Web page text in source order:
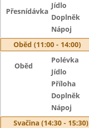
Přesnídávka
Jídlo
Doplněk
Nápoj
Oběd (11:00 - 14:00)
Oběd
Polévka
Jídlo
Příloha
Doplněk
Nápoj
Svačina (14:30 - 15:30)